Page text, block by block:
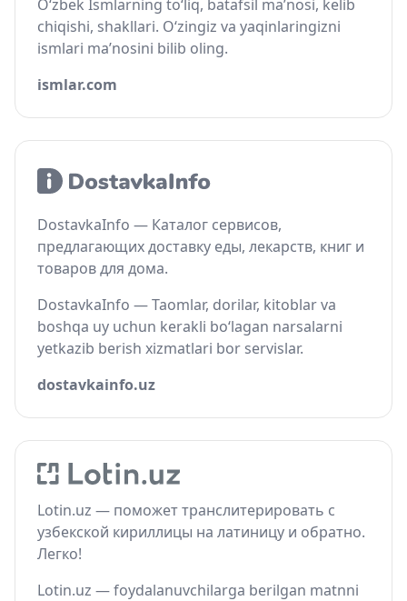
O‘zbek Ismlarning to‘liq, batafsil ma’nosi, kelib
chiqishi, shakllari. O‘zingiz va yaqinlaringizni
ismlari ma’nosini bilib oling.
ismlar.com
DostavkaInfo — Каталог сервисов,
предлагающих доставку еды, лекарств, книг и
товаров для дома.
DostavkaInfo — Taomlar, dorilar, kitoblar va
boshqa uy uchun kerakli bo‘lagan narsalarni
yetkazib berish xizmatlari bor servislar.
dostavkainfo.uz
Lotin.uz — поможет транслитерировать с
узбекской кириллицы на латиницу и обратно.
Легко!
Lotin.uz — foydalanuvchilarga berilgan matnni